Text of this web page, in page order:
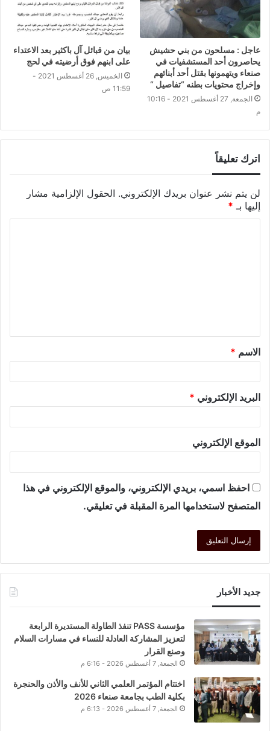
عاجل : مسلحون من بني حشيش
يحاصرون أحد المستشفيات في
صنعاء ويتهمونها بقتل أحد أبنائهم
وإخراج محتويات بطنه “تفاصيل “
الجمعة, 27 أغسطس 2021 - 10:16
م
بيان من قبائل آل باكثير بعد الاعتداء
على ابنهم فوق أرضيته في لحج
الخميس, 26 أغسطس 2021 -
11:59 ص
اترك تعليقاً
لن يتم نشر عنوان بريدك الإلكتروني. الحقول الإلزامية مشار
إليها بـ *
الاسم *
البريد الإلكتروني *
الموقع الإلكتروني
احفظ اسمي، بريدي الإلكتروني، والموقع الإلكتروني في هذا
المتصفح لاستخدامها المرة المقبلة في تعليقي.
جديد الأخبار
مؤسسة PASS تنفذ الطاولة المستديرة الرابعة
لتعزيز المشاركة العادلة للنساء في مسارات السلام
وصنع القرار
الجمعة, 7 أغسطس 2026 - 6:16 م
اختتام المؤتمر العلمي الثاني للأنف والأذن والحنجرة
بكلية الطب بجامعة صنعاء 2026
الجمعة, 7 أغسطس 2026 - 6:13 م